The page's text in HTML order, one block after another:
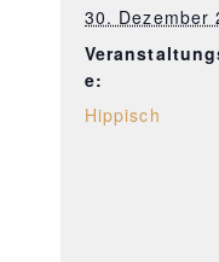
30. Dezember
e:
Hippisch